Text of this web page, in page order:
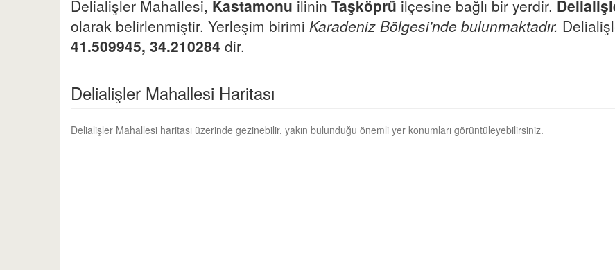
Delialişler Mahallesi, Kastamonu ilinin Taşköprü ilçesine bağlı bir yerdir.
olarak belirlenmiştir. Yerleşim birimi Karadeniz Bölgesi'nde bulunmaktadır.
41.509945, 34.210284 dir.
Delialişler Mahallesi Haritası
Delialişler Mahallesi haritası üzerinde gezinebilir, yakın bulunduğu önemli yer konumları görüntüleyebilirsiniz.